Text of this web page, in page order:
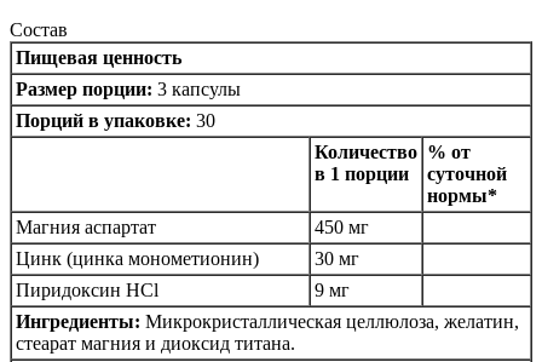
Состав
Пищевая ценность
Размер порции: 3 капсулы
Порций в упаковке: 30
Количество
в 1 порции
% от
суточной
нормы*
Магния аспартат
450 мг
Цинк (цинка монометионин)
30 мг
Пиридоксин HCl
9 мг
Ингредиенты: Микрокристаллическая целлюлоза, желатин,
стеарат магния и диоксид титана.